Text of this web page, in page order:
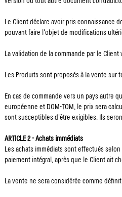
Le Client déclare avoir pris connaissance
pouvant faire l'objet de modifications
La validation de la commande par le
Les Produits sont proposés à la vente sur
En cas de commande vers un pays autre
européenne et DOM-TOM, le prix sera
sont susceptibles d'être exigibles. Ils
ARTICLE 2 - Achats immédiats
Les achats immédiats sont effectués
paiement intégral, après que le Client ait
La vente ne sera considérée comme